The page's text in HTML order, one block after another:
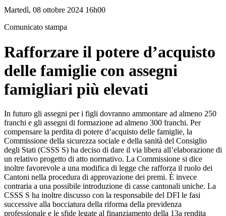
Martedì, 08 ottobre 2024 16h00
Comunicato stampa
Rafforzare il potere d’acquisto
delle famiglie con assegni
famigliari più elevati
In futuro gli assegni per i figli dovranno ammontare ad almeno 250
franchi e gli assegni di formazione ad almeno 300 franchi. Per
compensare la perdita di potere d’acquisto delle famiglie, la
Commissione della sicurezza sociale e della sanità del Consiglio
degli Stati (CSSS S) ha deciso di dare il via libera all’elaborazione di
un relativo progetto di atto normativo. La Commissione si dice
inoltre favorevole a una modifica di legge che rafforza il ruolo dei
Cantoni nella procedura di approvazione dei premi. È invece
contraria a una possibile introduzione di casse cantonali uniche. La
CSSS S ha inoltre discusso con la responsabile del DFI le fasi
successive alla bocciatura della riforma della previdenza
professionale e le sfide legate al finanziamento della 13a rendita